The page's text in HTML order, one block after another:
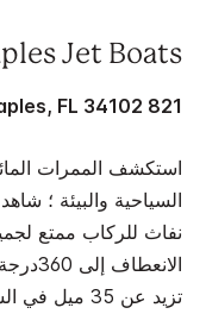
Jet Boats
821 5th Avnue S, Naples, FL 34102
استكشف الممرات
نفاث للركاب ممتع
تزيد عن 35